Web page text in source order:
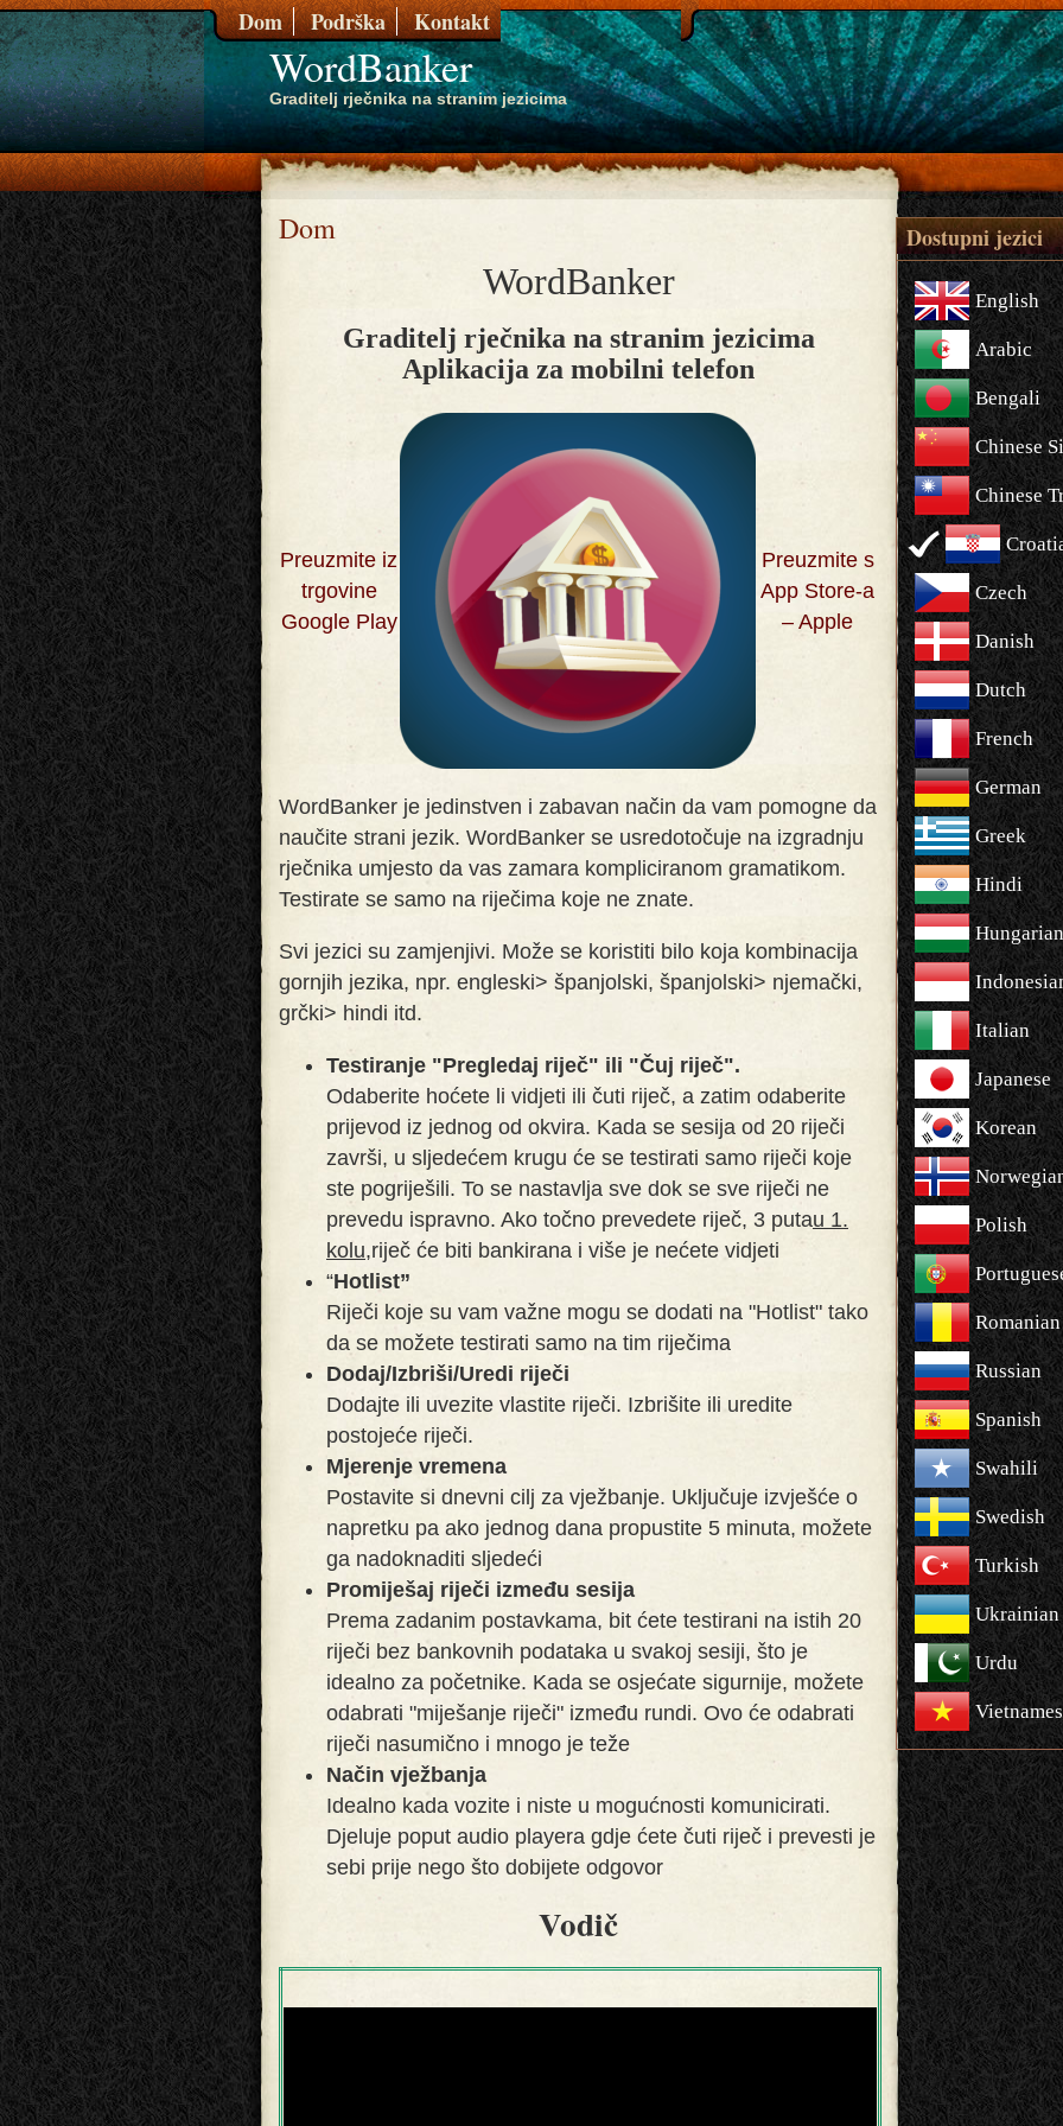
WordBanker
Graditelj rječnika na stranim jezicima
Dom Podrška Kontakt
Dom
WordBanker
Graditelj rječnika na stranim jezicima
Aplikacija za mobilni telefon
Preuzmite iz
trgovine
Google Play
Preuzmite s
App Store-a
– Apple
WordBanker je jedinstven i zabavan način da vam pomogne da
naučite strani jezik. WordBanker se usredotočuje na izgradnju
rječnika umjesto da vas zamara kompliciranom gramatikom.
Testirate se samo na riječima koje ne znate.
Svi jezici su zamjenjivi. Može se koristiti bilo koja kombinacija
gornjih jezika, npr. engleski> španjolski, španjolski> njemački,
grčki> hindi itd.
Testiranje "Pregledaj riječ" ili "Čuj riječ".
Odaberite hoćete li vidjeti ili čuti riječ, a zatim odaberite
prijevod iz jednog od okvira. Kada se sesija od 20 riječi
završi, u sljedećem krugu će se testirati samo riječi koje
ste pogriješili. To se nastavlja sve dok se sve riječi ne
prevedu ispravno. Ako točno prevedete riječ, 3 putau 1.
kolu,riječ će biti bankirana i više je nećete vidjeti
“Hotlist”
Riječi koje su vam važne mogu se dodati na "Hotlist" tako
da se možete testirati samo na tim riječima
Dodaj/Izbriši/Uredi riječi
Dodajte ili uvezite vlastite riječi. Izbrišite ili uredite
postojeće riječi.
Mjerenje vremena
Postavite si dnevni cilj za vježbanje. Uključuje izvješće o
napretku pa ako jednog dana propustite 5 minuta, možete
ga nadoknaditi sljedeći
Promiješaj riječi između sesija
Prema zadanim postavkama, bit ćete testirani na istih 20
riječi bez bankovnih podataka u svakoj sesiji, što je
idealno za početnike. Kada se osjećate sigurnije, možete
odabrati "miješanje riječi" između rundi. Ovo će odabrati
riječi nasumično i mnogo je teže
Način vježbanja
Idealno kada vozite i niste u mogućnosti komunicirati.
Djeluje poput audio playera gdje ćete čuti riječ i prevesti je
sebi prije nego što dobijete odgovor
Vodič
Dostupni jezici
English
Arabic
Bengali
Chinese
Chinese
Czech
Danish
Dutch
French
German
Greek
Hindi
Hungarian
Italian
Japanese
Korean
Polish
Romanian
Russian
Spanish
Swahili
Swedish
Turkish
Ukrainian
Urdu